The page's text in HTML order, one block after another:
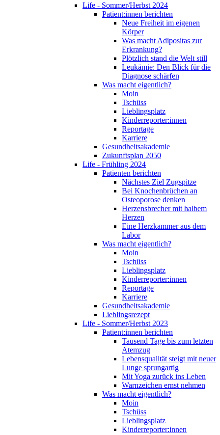
Life - Sommer/Herbst 2024
Patient:innen berichten
Neue Freiheit im eigenen
Körper
Was macht Adipositas zur
Erkrankung?
Plötzlich stand die Welt still
Leukämie: Den Blick für die
Diagnose schärfen
Was macht eigentlich?
Moin
Tschüss
Lieblingsplatz
Kinderreporter:innen
Reportage
Karriere
Gesundheitsakademie
Zukunftsplan 2050
Life - Frühling 2024
Patienten berichten
Nächstes Ziel Zugspitze
Bei Knochenbrüchen an
Osteoporose denken
Herzensbrecher mit halbem
Herzen
Eine Herzkammer aus dem
Labor
Was macht eigentlich?
Moin
Tschüss
Lieblingsplatz
Kinderreporter:innen
Reportage
Karriere
Gesundheitsakademie
Lieblingsrezept
Life - Sommer/Herbst 2023
Patient:innen berichten
Tausend Tage bis zum letzten
Atemzug
Lebensqualität steigt mit neuer
Lunge sprungartig
Mit Yoga zurück ins Leben
Warnzeichen ernst nehmen
Was macht eigentlich?
Moin
Tschüss
Lieblingsplatz
Kinderreporter:innen